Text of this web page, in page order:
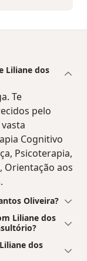
Liliane dos
Te
pelo
Cognitivo
Psicoterapia,
Orientação aos
Oliveira?
Liliane dos
dos